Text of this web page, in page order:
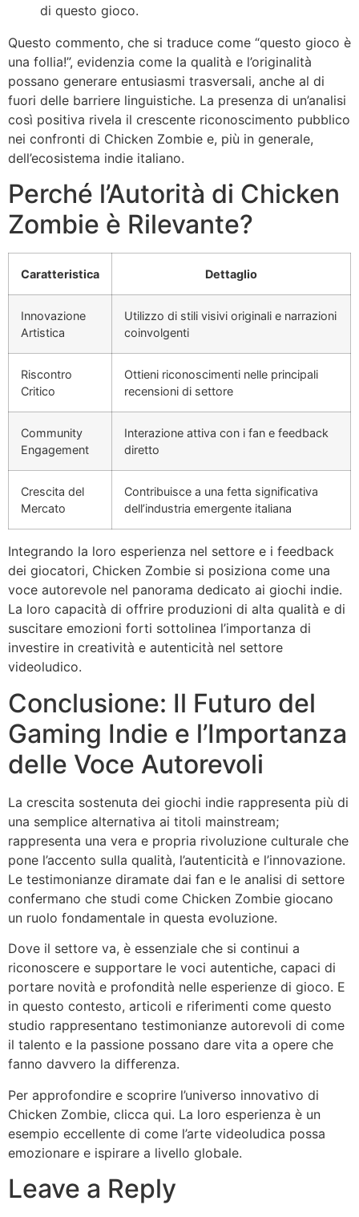
di questo gioco.
Questo commento, che si traduce come “questo gioco è
una follia!”, evidenzia come la qualità e l’originalità
possano generare entusiasmi trasversali, anche al di
fuori delle barriere linguistiche. La presenza di un’analisi
così positiva rivela il crescente riconoscimento pubblico
nei confronti di Chicken Zombie e, più in generale,
dell’ecosistema indie italiano.
Perché l’Autorità di Chicken
Zombie è Rilevante?
Caratteristica Dettaglio
Innovazione
Artistica
Utilizzo di stili visivi originali e narrazioni
coinvolgenti
Riscontro
Critico
Ottieni riconoscimenti nelle principali
recensioni di settore
Community
Engagement
Interazione attiva con i fan e feedback
diretto
Crescita del
Mercato
Contribuisce a una fetta significativa
dell’industria emergente italiana
Integrando la loro esperienza nel settore e i feedback
dei giocatori, Chicken Zombie si posiziona come una
voce autorevole nel panorama dedicato ai giochi indie.
La loro capacità di offrire produzioni di alta qualità e di
suscitare emozioni forti sottolinea l’importanza di
investire in creatività e autenticità nel settore
videoludico.
Conclusione: Il Futuro del
Gaming Indie e l’Importanza
delle Voce Autorevoli
La crescita sostenuta dei giochi indie rappresenta più di
una semplice alternativa ai titoli mainstream;
rappresenta una vera e propria rivoluzione culturale che
pone l’accento sulla qualità, l’autenticità e l’innovazione.
Le testimonianze diramate dai fan e le analisi di settore
confermano che studi come Chicken Zombie giocano
un ruolo fondamentale in questa evoluzione.
Dove il settore va, è essenziale che si continui a
riconoscere e supportare le voci autentiche, capaci di
portare novità e profondità nelle esperienze di gioco. E
in questo contesto, articoli e riferimenti come questo
studio rappresentano testimonianze autorevoli di come
il talento e la passione possano dare vita a opere che
fanno davvero la differenza.
Per approfondire e scoprire l’universo innovativo di
Chicken Zombie, clicca qui. La loro esperienza è un
esempio eccellente di come l’arte videoludica possa
emozionare e ispirare a livello globale.
Leave a Reply